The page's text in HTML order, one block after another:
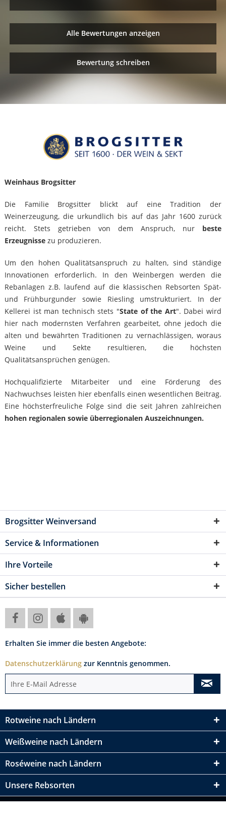
Alle Bewertungen anzeigen
Bewertung schreiben
Weinhaus Brogsitter
Die Familie Brogsitter blickt auf eine Tradition der
Weinerzeugung, die urkundlich bis auf das Jahr 1600 zurück
reicht. Stets getrieben von dem Anspruch, nur beste
Erzeugnissezu produzieren.
Um den hohen Qualitätsanspruch zu halten, sind ständige
Innovationen erforderlich. In den Weinbergen werden die
Rebanlagen z.B. laufend auf die klassischen Rebsorten Spät-
und Frühburgunder sowie Riesling umstrukturiert. In der
Kellerei ist man technisch stets "State of the Art". Dabei wird
hier nach modernsten Verfahren gearbeitet, ohne jedoch die
alten und bewährten Traditionen zu vernachlässigen, woraus
Weine und Sekte resultieren, die höchsten
Qualitätsansprüchen genügen.
Hochqualifizierte Mitarbeiter und eine Förderung des
Nachwuchses leisten hier ebenfalls einen wesentlichen Beitrag.
Eine höchsterfreuliche Folge sind die seit Jahren zahlreichen
hohen regionalen sowie überregionalen Auszeichnungen.
Brogsitter Weinversand
Service & Informationen
Ihre Vorteile
Sicher bestellen
Erhalten Sie immer die besten Angebote:
Datenschutzerklärung zur Kenntnis genommen.
Rotweine nach Ländern
Weißweine nach Ländern
Roséweine nach Ländern
Unsere Rebsorten